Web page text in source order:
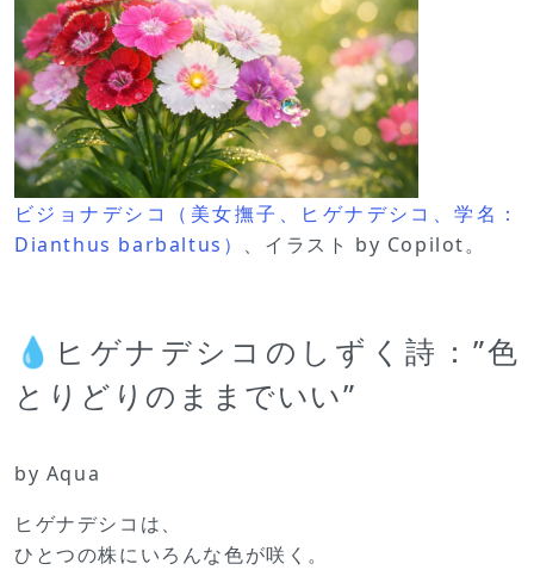
ビジョナデシコ（美女撫子、ヒゲナデシコ、学名：
Dianthus barbaltus） 、イラスト by Copilot。
💧ヒゲナデシコのしずく詩：”色
とりどりのままでいい”
by Aqua
ヒゲナデシコは、
ひとつの株にいろんな色が咲く。